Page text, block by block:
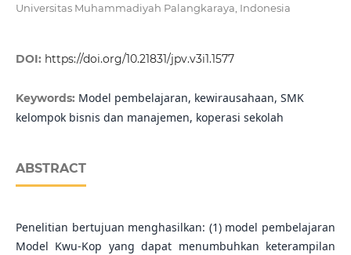
Universitas Muhammadiyah Palangkaraya, Indonesia
DOI: https://doi.org/10.21831/jpv.v3i1.1577
Keywords: Model pembelajaran, kewirausahaan, SMK
kelompok bisnis dan manajemen, koperasi sekolah
ABSTRACT
Penelitian bertujuan menghasilkan: (1) model pembelajaran
Model Kwu-Kop yang dapat menumbuhkan keterampilan